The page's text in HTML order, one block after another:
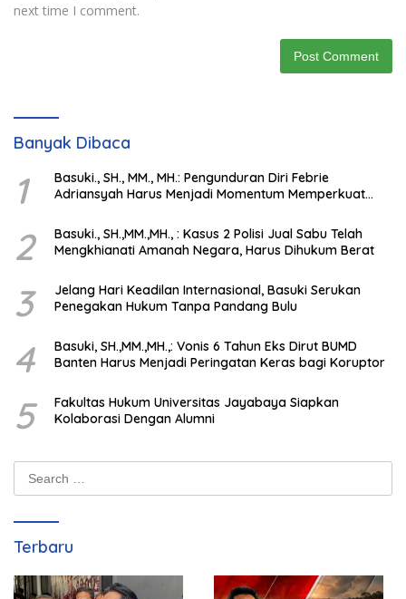
next time I comment.
Banyak Dibaca
1
Basuki., SH., MM., MH.: Pengunduran Diri Febrie
Adriansyah Harus Menjadi Momentum Memperkuat
2
Basuki., SH.,MM.,MH., : Kasus 2 Polisi Jual Sabu Telah
Mengkhianati Amanah Negara, Harus Dihukum Berat
3
Jelang Hari Keadilan Internasional, Basuki Serukan
Penegakan Hukum Tanpa Pandang Bulu
4
Basuki, SH.,MM.,MH.,: Vonis 6 Tahun Eks Dirut BUMD
Banten Harus Menjadi Peringatan Keras bagi Koruptor
5
Fakultas Hukum Universitas Jayabaya Siapkan
Kolaborasi Dengan Alumni
Search
for:
Terbaru